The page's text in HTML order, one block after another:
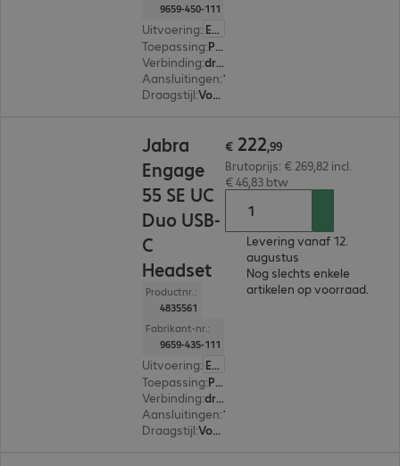
9659-450-111
Uitvoering: Europa
Toepassing: PC, Notebook
Verbinding:
draadloos
Aansluitingen:
Draagstijl: Voor beide oren
Jabra
Engage
55 SE UC
Duo USB-
C
Headset
Productnr.:
4835561
Fabrikant-nr.:
9659-435-111
Uitvoering: Europa
Toepassing: PC, Notebook
Verbinding:
draadloos
Aansluitingen:
Draagstijl: Voor beide oren
€ 222,99
Brutoprijs: € 269,82 incl.
€ 46,83 btw
Levering vanaf 12.
augustus
Nog slechts enkele
artikelen op voorraad.